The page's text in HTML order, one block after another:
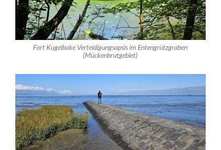
Fort Kugelbake Verteidigungsapsis im Entengrützgraben
(Mückenbrutgebiet)